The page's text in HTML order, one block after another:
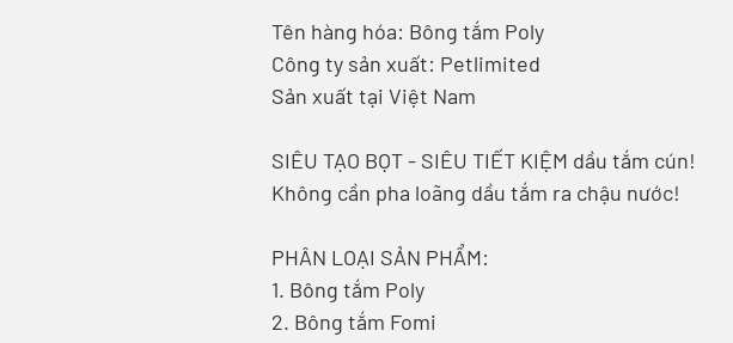
Tên hàng hóa: Bông tắm Poly
Công ty sản xuất: Petlimited
Sản xuất tại Việt Nam
SIÊU TẠO BỌT - SIÊU TIẾT KIỆM dầu tắm cún!
Không cần pha loãng dầu tắm ra chậu nước!
PHÂN LOẠI SẢN PHẨM:
1. Bông tắm Poly
2. Bông tắm Fomi